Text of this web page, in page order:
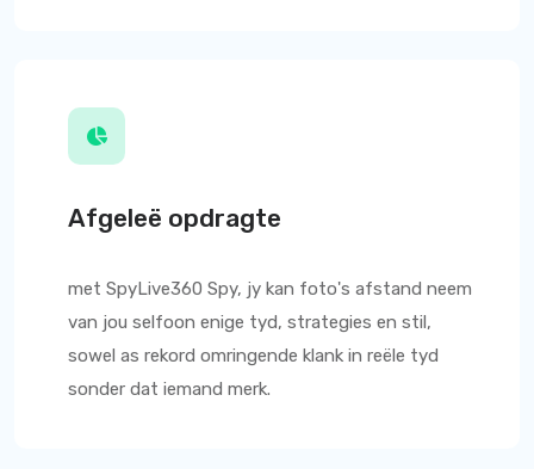
Afgeleë opdragte
met SpyLive360 Spy, jy kan foto's afstand neem
van jou selfoon enige tyd, strategies en stil,
sowel as rekord omringende klank in reële tyd
sonder dat iemand merk.